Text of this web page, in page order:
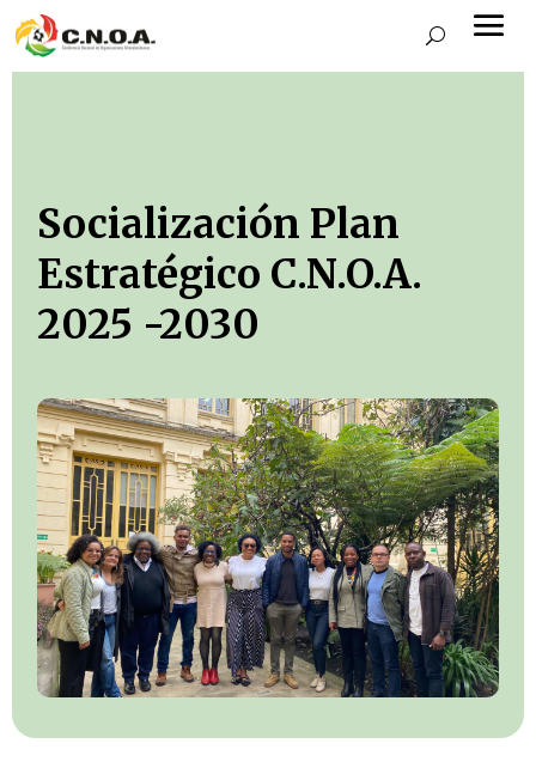
Socialización Plan
Estratégico C.N.O.A.
2025 -2030